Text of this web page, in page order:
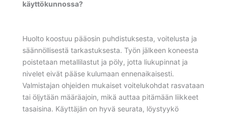
käyttökunnossa?
Huolto koostuu pääosin puhdistuksesta, voitelusta ja
säännöllisestä tarkastuksesta. Työn jälkeen koneesta
poistetaan metallilastut ja pöly, jotta liukupinnat ja
nivelet eivät pääse kulumaan ennenaikaisesti.
Valmistajan ohjeiden mukaiset voitelukohdat rasvataan
tai öljytään määräajoin, mikä auttaa pitämään liikkeet
tasaisina. Käyttäjän on hyvä seurata, löystyykö